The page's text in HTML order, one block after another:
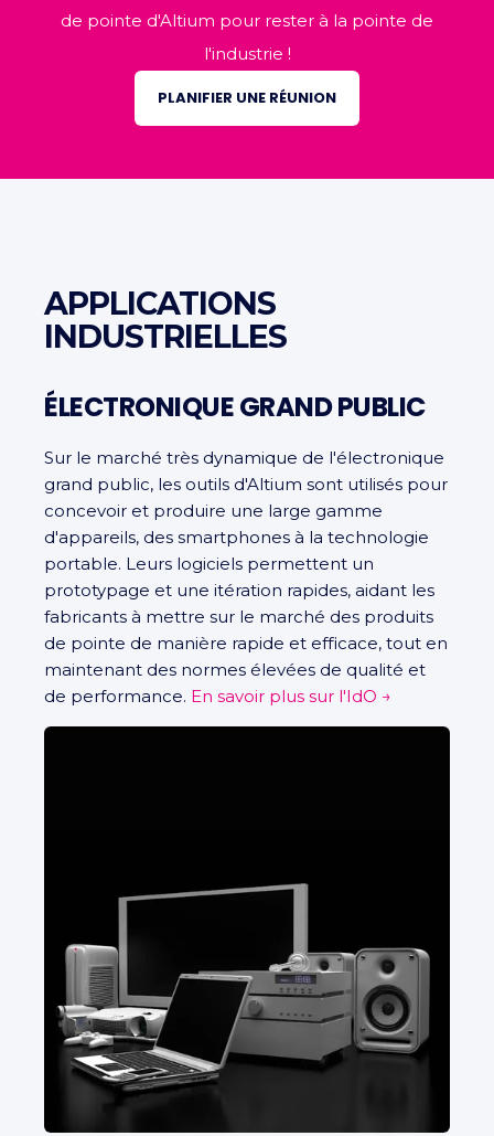
de pointe d'Altium pour rester à la pointe de
l'industrie !
PLANIFIER UNE RÉUNION
APPLICATIONS
INDUSTRIELLES
ÉLECTRONIQUE GRAND PUBLIC
Sur le marché très dynamique de l'électronique
grand public, les outils d'Altium sont utilisés pour
concevoir et produire une large gamme
d'appareils, des smartphones à la technologie
portable. Leurs logiciels permettent un
prototypage et une itération rapides, aidant les
fabricants à mettre sur le marché des produits
de pointe de manière rapide et efficace, tout en
maintenant des normes élevées de qualité et
de performance. En savoir plus sur l'IdO →